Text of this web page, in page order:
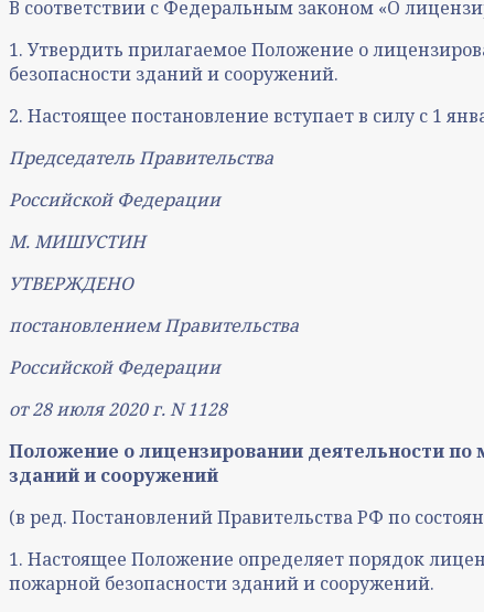
В соответствии с Федеральным законом «О
1. Утвердить прилагаемое Положение о
безопасности зданий и сооружений.
2. Настоящее постановление вступает в силу с 1
Председатель Правительства
Российской Федерации
М. МИШУСТИН
УТВЕРЖДЕНО
постановлением Правительства
Российской Федерации
от 28 июля 2020 г. N 1128
Положение о лицензировании деятельности
зданий и сооружений
(в ред. Постановлений Правительства РФ по
1. Настоящее Положение определяет порядок
пожарной безопасности зданий и сооружений.